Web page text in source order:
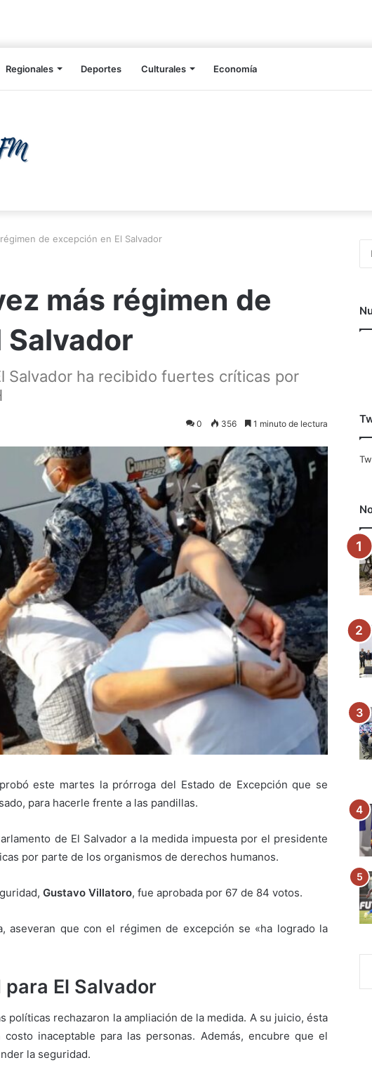
Regionales Deportes Culturales Economía
de excepción en El Salvador
más régimen de
Salvador
Salvador ha recibido fuertes críticas por
0 356 1 minuto de lectura
este martes la prórroga del Estado de Excepción que se
para hacerle frente a las pandillas.
de El Salvador a la medida impuesta por el presidente
por parte de los organismos de derechos humanos.
Gustavo Villatoro, fue aprobada por 67 de 84 votos.
aseveran que con el régimen de excepción se «ha logrado la
El Salvador
políticas rechazaron la ampliación de la medida. A su juicio, ésta
inaceptable para las personas. Además, encubre que el
la seguridad.